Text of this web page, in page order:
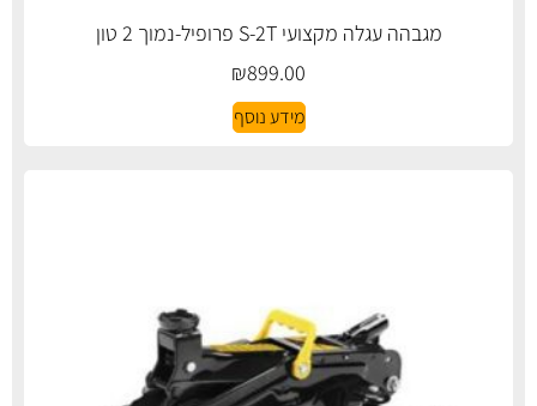
מגבהה עגלה מקצועי S-2T פרופיל-נמוך 2 טון
₪899.00
מידע נוסף